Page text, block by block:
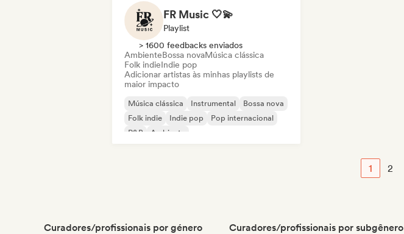
FR Music 🤍💫
Playlist
> 1600 feedbacks enviados
AmbienteBossa novaMúsica clássica
Folk indieIndie pop
Adicionar artistas às minhas playlists de
maior impacto
Música clássica Instrumental
Bossa nova
Folk indie
Indie pop
Pop internacional
R&B
Ambiente
1 2
Curadores/profissionais por género Curadores/profissionais por subgênero